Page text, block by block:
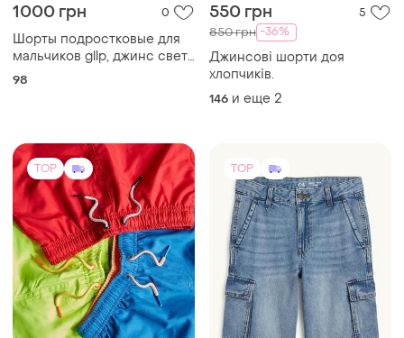
1000 грн 0
Шорты подростковые для
мальчиков gllp, джинс свет
серый 28 размер
98
550 грн 5
850 грн -36%
Джинсові шорти доя
хлопчиків.
146 и еще 2
TOP TOP